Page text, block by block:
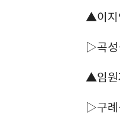
▲이지
▷곡성
▲임원
▷구례